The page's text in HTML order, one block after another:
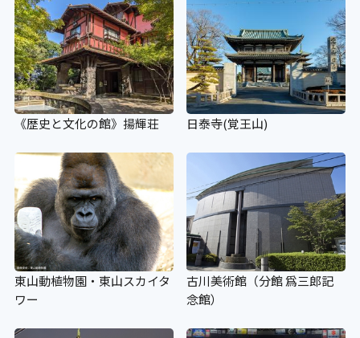
×
補助犬の入場可
×
×
施設の点字案内
×
階段手すり点字シート
《歴史と文化の館》揚輝荘 日泰寺(覚王山)
東山動植物園・東山スカイタ
ワー
古川美術館（分館 爲三郎記
念館）